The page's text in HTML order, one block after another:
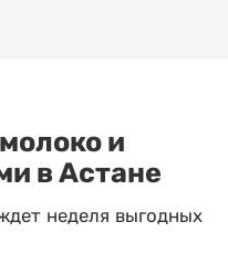
и
в Астане
неделя выгодных